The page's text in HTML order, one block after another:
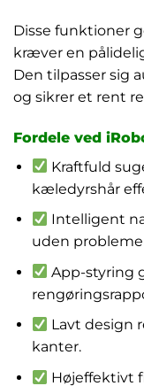
Disse funktioner
kræver en
Den tilpasser sig
og sikrer et rent
Fordele ved
Kraftfuld
kæledyrshår
Intelligent
uden
App-styring
Lavt design
kanter.
Højeffektivt